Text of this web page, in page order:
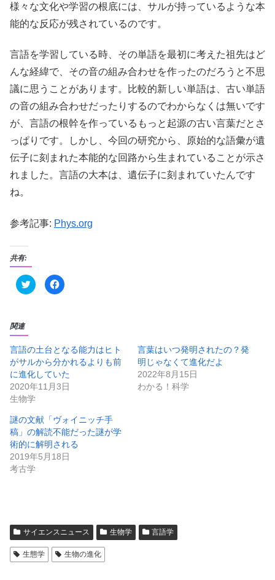
様々な文化や学習の根底には、サルが持っているような本
能的な反応が残されているのです。
言語を学習している時、その単語を最初に考えた祖先はど
んな経緯で、その音の組み合わせを作ったのだろうと不思
議に思うことがあります。比較的新しい単語は、古い単語
の音の組み合わせだったりするのでわからなくは無いです
が、言語の根幹を作っているもっと起源の古い言葉だとさ
っぱりです。しかし、今回の研究から、原始的な語彙が遺
伝子に刻まれた本能的な回路から生まれていることが示さ
れました。言語の大本は、遺伝子に刻まれていたんです
ね。
参考記事: Phys.org
共有:
ク
リ
t
t
e
r
で
共
有
(
し
い
ウ
ィ
ン
ド
ウ
で
開
F
a
共
有
す
る
に
は
ク
ク
し
て
く
だ
さ
い
ウ
で
開
き
ま
す
関連
言語の土台となる能力はヒト
がサルから分かれるよりも前
に進化していた
2020年11月3日
生物学
言葉はいつ発明されたの？発
明じゃなくて進化だよ
2022年8月15日
わかる！科学
謎の文献「ヴォイニッチ手
稿」の解読不能だった謎が学
術的に解明される
2019年5月18日
考古学
サイエンスニュース 生物学 言語学
生態学 生物の進化